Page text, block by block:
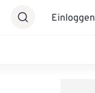
Einloggen